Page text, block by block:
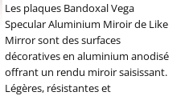
Les plaques Bandoxal Vega
Specular Aluminium Miroir de Like
Mirror sont des surfaces
décoratives en aluminium anodisé
offrant un rendu miroir saisissant.
Légères, résistantes et